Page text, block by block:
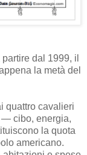
dal 1999, il
la metà del
quattro cavalieri
cibo, energia,
la quota
americano.